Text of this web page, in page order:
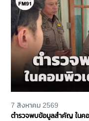
7 สิงหาคม 2569
ตำรวจพบข้อมูลสำคัญ ในคอ